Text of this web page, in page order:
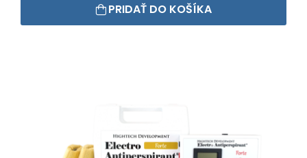
PRIDAŤ DO KOŠÍKA